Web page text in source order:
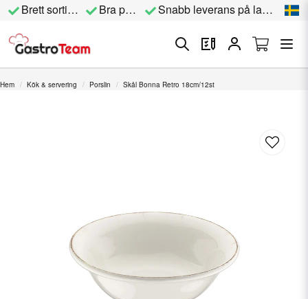
Brett sortiment Bra priser Snabb leverans på lagervara
Hem Kök & servering Porslin Skål Bonna Retro 18cm/12st